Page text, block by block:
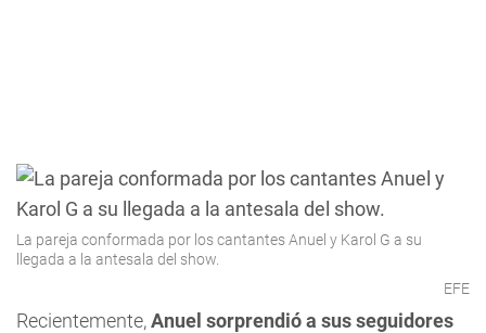
La pareja conformada por los cantantes Anuel y Karol G a su
llegada a la antesala del show.
EFE
Recientemente,Anuel sorprendió a sus seguidores